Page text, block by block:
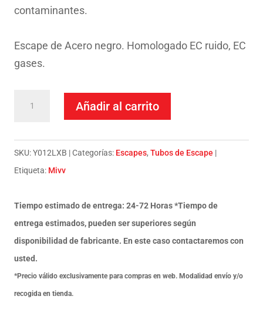
contaminantes.
Escape de Acero negro. Homologado EC ruido, EC
gases.
On
GP
Yamaha
YZF
1000
R1
2002-
03
Añadir al carrito
SKU:Y012LXB Categorías: Escapes,Tubos de Escape
Etiqueta: Mivv
Tiempo estimado de entrega: 24-72 Horas *Tiempo de
entrega estimados, pueden ser superiores según
disponibilidad de fabricante. En este caso contactaremos con
usted.
*Precio válido exclusivamente para compras en web. Modalidad envío y/o
recogida en tienda.